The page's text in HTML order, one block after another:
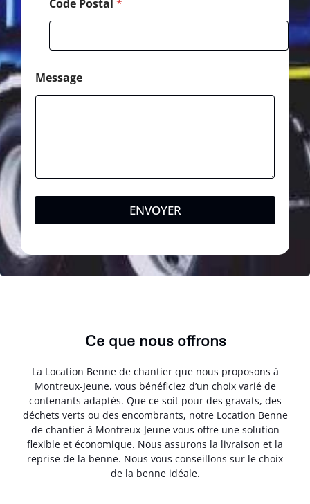
Code Postal *
Message
ENVOYER
Ce que nous offrons
La Location Benne de chantier que nous proposons à
Montreux-Jeune, vous bénéficiez d’un choix varié de
contenants adaptés. Que ce soit pour des gravats, des
déchets verts ou des encombrants, notre Location Benne
de chantier à Montreux-Jeune vous offre une solution
flexible et économique. Nous assurons la livraison et la
reprise de la benne. Nous vous conseillons sur le choix
de la benne idéale.